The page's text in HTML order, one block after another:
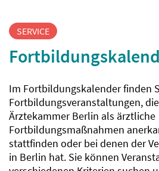
SERVICE
Im Fortbildungskalender finden
Fortbildungsveranstaltungen,
Ärztekammer Berlin als ärztliche
Fortbildungsmaßnahmen
stattfinden oder bei denen der
in Berlin hat. Sie können